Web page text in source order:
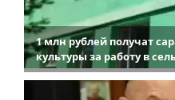
1 млн рублей получат
культуры за работу в